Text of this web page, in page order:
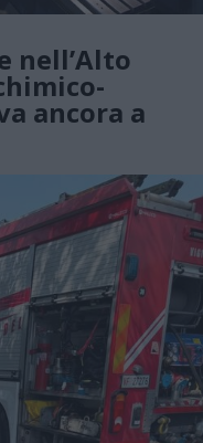
nell’Alto
ancora a